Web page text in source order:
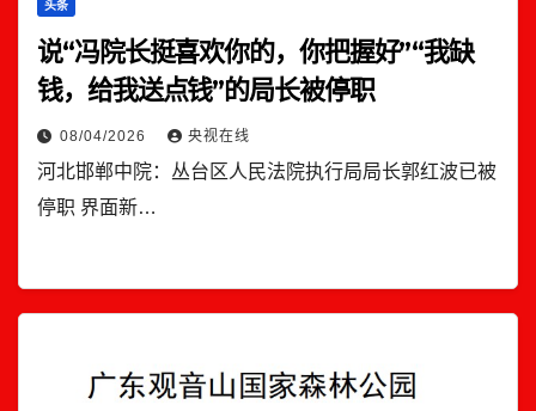
头条
说“冯院长挺喜欢你的，你把握好”“我缺
钱，给我送点钱”的局长被停职
08/04/2026 央视在线
河北邯郸中院：丛台区人民法院执行局局长郭红波已被
停职 界面新…